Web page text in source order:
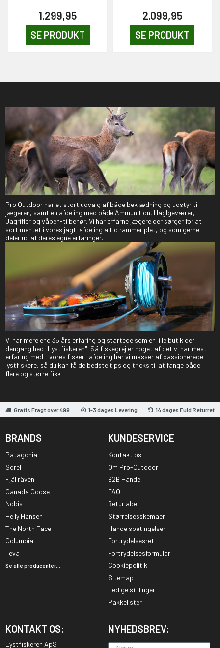
1.299,95
SE PRODUKT
2.099,95
SE PRODUKT
Pro Outdoor har et stort udvalg af både beklædning og udstyr til
jægeren, samt en afdeling med både Ammunition, Haglgeværer,
Jagrifler og våben-tilbehør. Vi har erfarne jægere der sørger for at
sortimentet i vores jagt-afdeling altid rammer plet, og som gerne
deler ud af deres egne erfaringer.
Vi har mere end 35 års erfaring og startede som en lille butik der
dengang hed "Lystfiskeren". Så fiskegrej er noget af det vi har mest
erfaring med. I vores fiskeri-afdeling har vi masser af passionerede
lystfiskere, så du kan få de bedste tips og tricks til at fange både
flere og større fisk
Gratis Fragt over 499 1-3 dages Levering 14 dages Fuld Returret
BRANDS
Patagonia
Sorel
Fjällräven
Canada Goose
Nobis
Helly Hansen
The North Face
Columbia
Teva
Se alle producenter...
KUNDESERVICE
Kontakt os
Om Pro-Outdoor
B2B Handel
FAQ
Returlabel
Størrelsesskemaer
Handelsbetingelser
Fortrydelsesret
Fortrydelsesformular
Cookiepolitik
Sitemap
Ledige stillinger
Pakkelister
KONTAKT OS:
Lystfiskeren ApS
NYHEDSBREV: